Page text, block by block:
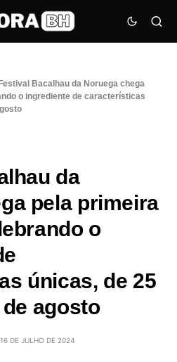
Festival Bacalhau da Noruega chega
o ingrediente de características
da
pela primeira
o
únicas, de 25
agosto
16 DE JULHO DE 2024